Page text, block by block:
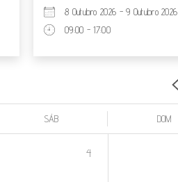
8 Outubro 2026 - 9 Outubro 2026
09:00 - 17:00
SÁB DOM
4